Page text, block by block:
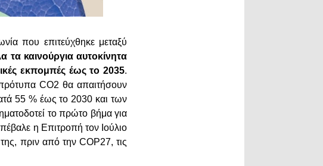
που επιτεύχθηκε μεταξύ
τα καινούργια αυτοκίνητα
εκπομπές έως το 2035.
CO2 θα απαιτήσουν
55 % έως το 2030 και των
το πρώτο βήμα για
η Επιτροπή τον Ιούλιο
πριν από την COP27, τις